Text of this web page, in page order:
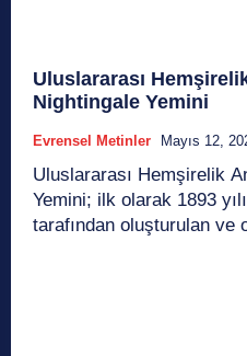
Uluslararası
Nightingale Yemini
Evrensel Metinler Mayıs 12,
Uluslararası Hemşirelik
Yemini; ilk olarak 1893
tarafından oluşturulan ve